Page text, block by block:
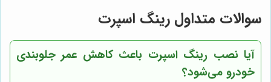
سوالات متداول رینگ اسپرت
آیا نصب رینگ اسپرت باعث کاهش عمر جلوبندی
خودرو می‌شود؟